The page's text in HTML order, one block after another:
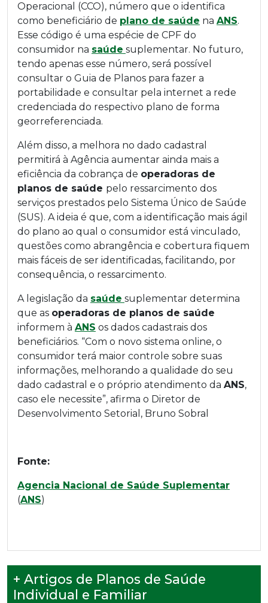
Operacional (CCO), número que o identifica
como beneficiário de plano de saúde na ANS.
Esse código é uma espécie de CPF do
consumidor na saúde suplementar. No futuro,
tendo apenas esse número, será possível
consultar o Guia de Planos para fazer a
portabilidade e consultar pela internet a rede
credenciada do respectivo plano de forma
georreferenciada.
Além disso, a melhora no dado cadastral
permitirá à Agência aumentar ainda mais a
eficiência da cobrança de operadoras de
planos de saúde pelo ressarcimento dos
serviços prestados pelo Sistema Único de Saúde
(SUS). A ideia é que, com a identificação mais ágil
do plano ao qual o consumidor está vinculado,
questões como abrangência e cobertura fiquem
mais fáceis de ser identificadas, facilitando, por
consequência, o ressarcimento.
A legislação da saúde suplementar determina
que as operadoras de planos de saúde
informem à ANS os dados cadastrais dos
beneficiários. “Com o novo sistema online, o
consumidor terá maior controle sobre suas
informações, melhorando a qualidade do seu
dado cadastral e o próprio atendimento da ANS,
caso ele necessite”, afirma o Diretor de
Desenvolvimento Setorial, Bruno Sobral
Fonte:
Agencia Nacional de Saúde Suplementar
(ANS)
+ Artigos de Planos de Saúde
Individual e Familiar